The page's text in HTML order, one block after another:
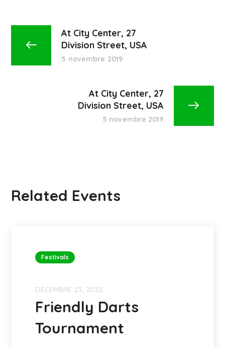
At City Center, 27
Division Street, USA
5 novembre 2019
At City Center, 27
Division Street, USA
5 novembre 2019
Related Events
Festivals
DÉCEMBRE 23, 2023
Friendly Darts
Tournament